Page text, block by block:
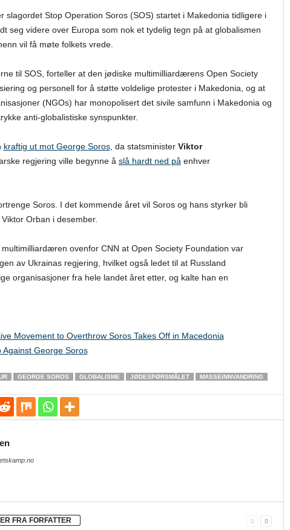
slagordet Stop Operation Soros (SOS) startet i Makedonia tidligere i
seg videre over Europa som nok et tydelig tegn på at globalismen
vil få møte folkets vrede.
til SOS, forteller at den jødiske multimilliardærens Open Society
og personell for å støtte voldelige protester i Makedonia, og at
(NGOs) har monopolisert det sivile samfunn i Makedonia og
anti-globalistiske synspunkter.
kraftig ut mot George Soros, da statsminister Viktor
regjering ville begynne å slå hardt ned på enhver
Soros. I det kommende året vil Soros og hans styrker bli
Orban i desember.
ovenfor CNN at Open Society Foundation var
av Ukrainas regjering, hvilket også ledet til at Russland
organisasjoner fra hele landet året etter, og kalte han en
Movement to Overthrow Soros Takes Off in Macedonia
Against George Soros
GEORGE SOROS GLOBALISME JØDESPØRSMÅLET MASSEINNVANDRING
FRA FORFATTER